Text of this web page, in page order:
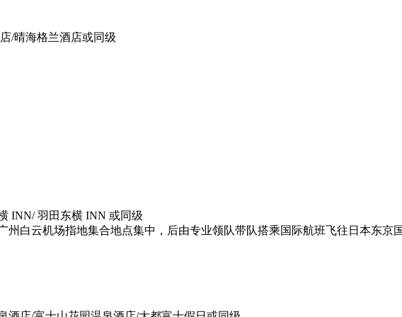
/晴海格兰酒店或同级
INN/ 羽田东横 INN 或同级
州白云机场指地集合地点集中，后由专业领队带队搭乘国际航班飞往日本东京